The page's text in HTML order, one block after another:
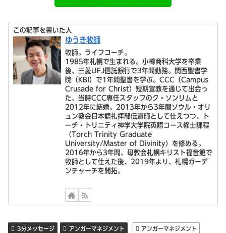
この記事を書いた人
ゆうき牧師
牧師。ライフコーチ。
1985年札幌で生まれる。小樽商科大学を卒業
後、三菱UFJ信託銀行で3年間勤務。関西聖書学
院（KBI）で1年間聖書を学ぶ。CCC（Campus
Crusade for Christ）短期宣教を通じて出会っ
た、当時CCC専任スタッフのク・ソンリムと
2012年に結婚。2013年から3年間ソウル・オリ
ュン教会日本語礼拝部伝道師として仕えつつ、ト
ーチ・トリニティ神学大学院英語コース修士課程
（Torch Trinity Graduate
University/Master of Divinity）を修める。
2016年から3年間、母教会札幌キリスト福音館で
牧師として仕えた後、2019年より、札幌ガーデ
ンチャーチを開拓。
3分メッセージ アンガーマネジメント アンガーマネジメント